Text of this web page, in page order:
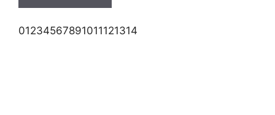
01234567891011121314